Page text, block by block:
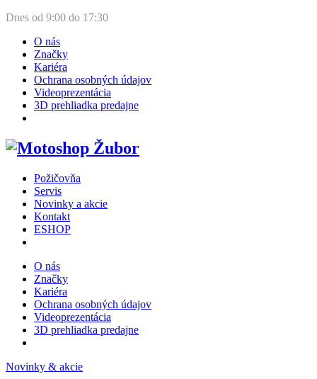
Dnes od 9:00 do 17:30
O nás
Značky
Kariéra
Ochrana osobných údajov
Videoprezentácia
3D prehliadka predajne
Požičovňa
Servis
Novinky a akcie
Kontakt
ESHOP
O nás
Značky
Kariéra
Ochrana osobných údajov
Videoprezentácia
3D prehliadka predajne
Novinky & akcie